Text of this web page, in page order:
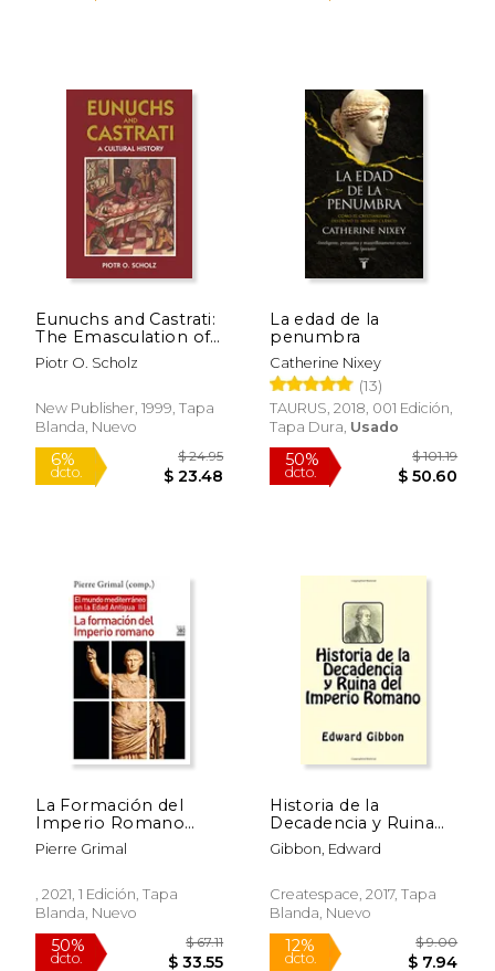
15%
dcto.
15%
dcto.
Eunuchs and Castrati:
The Emasculation of
Eros (en Inglés)
Piotr O. Scholz
New Publisher, 1999, Tapa
Blanda, Nuevo
La edad de la
penumbra
Catherine Nixey
(13)
TAURUS, 2018, 001 Edición,
Tapa Dura, Usado
50%
La Formación del
Imperio Romano
(Historia)
Pierre Grimal
, 2021, 1 Edición, Tapa
Blanda, Nuevo
Historia de la
Decadencia y Ruina
del Imperio Romano
Gibbon, Edward
Createspace, 2017, Tapa
Blanda, Nuevo